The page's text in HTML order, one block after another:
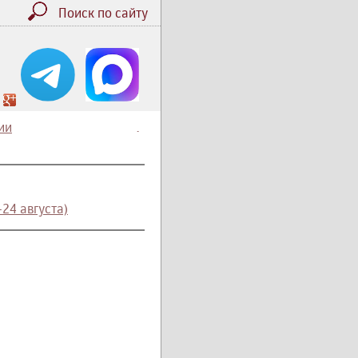
Поиск по сайту
.
августа)